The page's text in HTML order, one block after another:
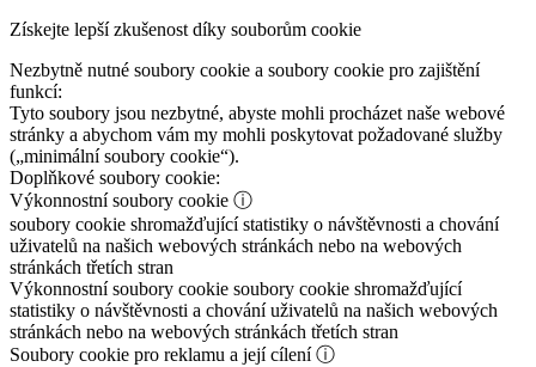
Získejte lepší zkušenost díky souborům cookie
Nezbytně nutné soubory cookie a soubory cookie pro zajištění
funkcí:
Tyto soubory jsou nezbytné, abyste mohli procházet naše webové
stránky a abychom vám my mohli poskytovat požadované služby
(„minimální soubory cookie“).
Doplňkové soubory cookie:
Výkonnostní soubory cookie ⓘ
soubory cookie shromažďující statistiky o návštěvnosti a chování
uživatelů na našich webových stránkách nebo na webových
stránkách třetích stran
Výkonnostní soubory cookie soubory cookie shromažďující
statistiky o návštěvnosti a chování uživatelů na našich webových
stránkách nebo na webových stránkách třetích stran
Soubory cookie pro reklamu a její cílení ⓘ